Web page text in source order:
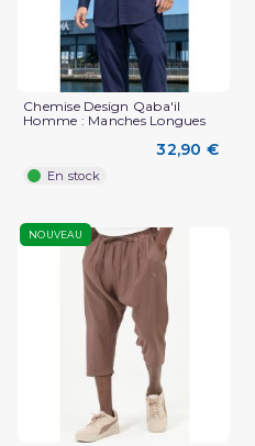
Chemise Design Qaba'il
Homme : Manches Longues
32,90 €
En stock
NOUVEAU